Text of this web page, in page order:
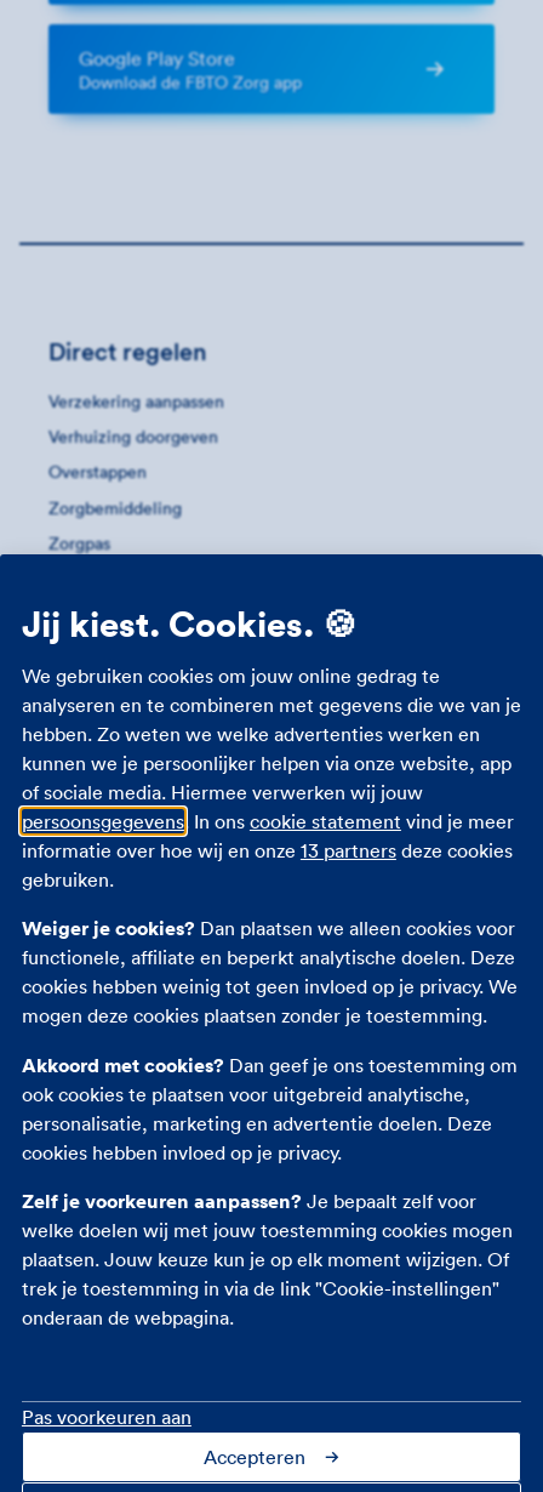
Google Play Store
Download de FBTO Zorg app
Direct regelen
Verzekering aanpassen
Verhuizing doorgeven
Overstappen
Zorgbemiddeling
Zorgpas
Meer informatie
Zorgverzekering 18 jaar
Zorgverzekering zwangerschap
Zorgtoeslag
Eigen bijdrage
Zorgpremie 2026
Autoverzekering
Opstalverzekering
Inboedelverzekering
Reisverzekering
Rechtsbijstandverzekering
Ongevallenverzekering
Cookie-instellingen
Jij kiest. Cookies. 🍪
We gebruiken cookies om jouw online gedrag te
analyseren en te combineren met gegevens die we van je
hebben. Zo weten we welke advertenties werken en
kunnen we je persoonlijker helpen via onze website, app
of sociale media. Hiermee verwerken wij jouw
persoonsgegevens. In ons cookie statement vind je meer
informatie over hoe wij en onze 13 partnersdeze cookies
gebruiken.
Weiger je cookies? Dan plaatsen we alleen cookies voor
functionele, affiliate en beperkt analytische doelen. Deze
cookies hebben weinig tot geen invloed op je privacy. We
mogen deze cookies plaatsen zonder je toestemming.
Akkoord met cookies? Dan geef je ons toestemming om
ook cookies te plaatsen voor uitgebreid analytische,
personalisatie, marketing en advertentie doelen. Deze
cookies hebben invloed op je privacy.
Zelf je voorkeuren aanpassen? Je bepaalt zelf voor
welke doelen wij met jouw toestemming cookies mogen
plaatsen. Jouw keuze kun je op elk moment wijzigen. Of
trek je toestemming in via de link "Cookie-instellingen"
onderaan de webpagina.
Pas voorkeuren aan
Accepteren